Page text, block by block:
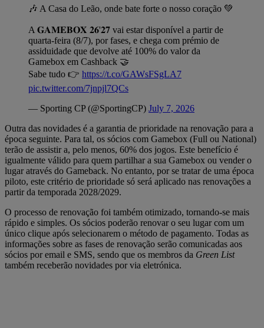
🎶 A Casa do Leão, onde bate forte o nosso coração 💚
A 𝐆𝐀𝐌𝐄𝐁𝐎𝐗 𝟐𝟔'𝟐𝟕 vai estar disponível a partir de
quarta-feira (8/7), por fases, e chega com prémio de
assiduidade que devolve até 100% do valor da
Gamebox em Cashback 🤝
Sabe tudo 👉 https://t.co/GAWsFSgLA7
pic.twitter.com/7jnpjl7QCs
— Sporting CP (@SportingCP) July 7, 2026
Outra das novidades é a garantia de prioridade na renovação para a
época seguinte. Para tal, os sócios com Gamebox (Full ou National)
terão de assistir a, pelo menos, 60% dos jogos. Este benefício é
igualmente válido para quem partilhar a sua Gamebox ou vender o
lugar através do Gameback. No entanto, por se tratar de uma época
piloto, este critério de prioridade só será aplicado nas renovações a
partir da temporada 2028/2029.
O processo de renovação foi também otimizado, tornando-se mais
rápido e simples. Os sócios poderão renovar o seu lugar com um
único clique após selecionarem o método de pagamento. Todas as
informações sobre as fases de renovação serão comunicadas aos
sócios por email e SMS, sendo que os membros da Green List
também receberão novidades por via eletrónica.